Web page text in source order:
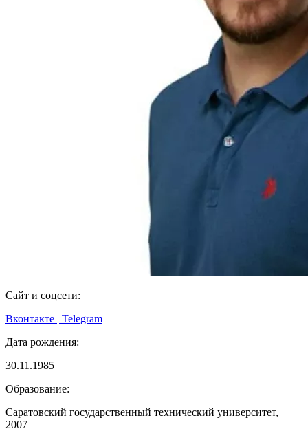
Сайт и соцсети:
Вконтакте | Telegram
Дата рождения:
30.11.1985
Образование:
Саратовский государственный технический университет,
2007